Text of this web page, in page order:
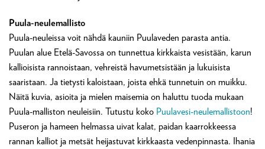
Puula-neulemallisto
Puula-neuleissa voit nähdä kauniin Puulaveden parasta antia.
Puulan alue Etelä-Savossa on tunnettua kirkkaista vesistään, karun
kallioisista rannoistaan, vehreistä havumetsistään ja lukuisista
saaristaan. Ja tietysti kaloistaan, joista ehkä tunnetuin on muikku.
Näitä kuvia, asioita ja mielen maisemia on haluttu tuoda mukaan
Puula-malliston neuleisiin. Tutustu koko Puulavesi-neulemallistoon!
Puseron ja hameen helmassa uivat kalat, paidan kaarrokkeessa
rannan kalliot ja metsät heijastuvat kirkkaasta vedenpinnasta. Ihania